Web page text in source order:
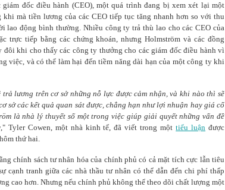
giám đốc điều hành (CEO), một quá trình đang bị xem xét lại một
khi mà tiền lương của các CEO tiếp tục tăng nhanh hơn so với thu
lao động bình thường. Nhiều công ty trả thù lao cho các CEO của
trực tiếp bằng các chứng khoán, nhưng Holmström và các đồng
đôi khi cho thấy các công ty thưởng cho các giám đốc điều hành vì
việc, và có thể làm hại đến tiềm năng dài hạn của một công ty khi
lương trên cơ sở những nỗ lực được cảm nhận, và khi nào thì sẽ
sở các kết quả quan sát được, chẳng hạn như lợi nhuận hay giá cổ
là nhà lý thuyết số một trong việc giúp giải quyết những vấn đề
," Tyler Cowen, một nhà kinh tế, đã viết trong mộttiểu luận được
thứ hai.
chính sách tư nhân hóa của chính phủ có cả mặt tích cực lẫn tiêu
cạnh tranh giữa các nhà thầu tư nhân có thể dẫn đến chi phí thấp
cao hơn. Nhưng nếu chính phủ không thể theo dõi chất lượng một